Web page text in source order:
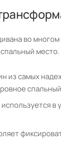
во
место.
из самых
в